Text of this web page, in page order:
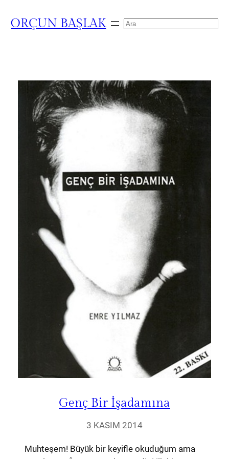
ORÇUN BAŞLAK Search
Genç Bir İşadamına
3 KASIM 2014
Muhteşem! Büyük bir keyifle okuduğum ama